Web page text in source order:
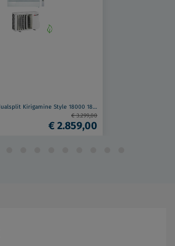
Condizionatore dualsplit Kirigamine Style 18000 18000 btu wifi codice prod: MSZ-LN(50)(50)VG2V MXZ-3F54VF4
€ 3.299,00
€ 2.859,00